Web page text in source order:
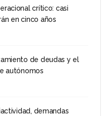
crítico: casi
en cinco años
de deudas y el
autónomos
demandas